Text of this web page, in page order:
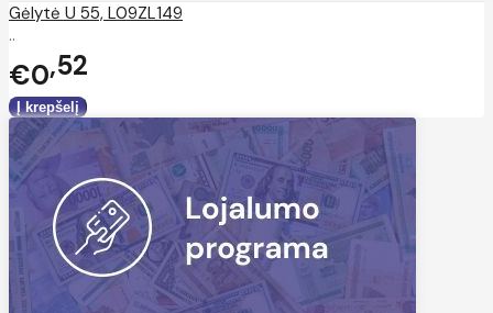
Gėlytė U 55, L09ZL149
..
€0 52